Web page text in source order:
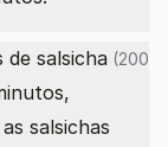
de salsicha (200
salsichas